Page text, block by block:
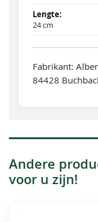
24 cm
Fabrikant:
84428
Andere
voor u zijn!